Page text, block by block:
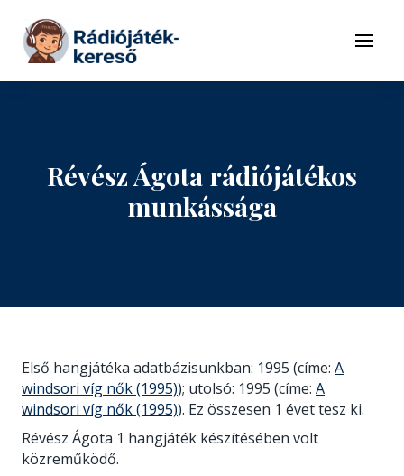
Tovább a tartalomhoz
Menü
Révész Ágota rádiójátékos
munkássága
Első hangjátéka adatbázisunkban: 1995 (címe: A
windsori víg nők (1995)); utolsó: 1995 (címe: A
windsori víg nők (1995)). Ez összesen 1 évet tesz ki.
Révész Ágota 1 hangjáték készítésében volt
közreműködő.